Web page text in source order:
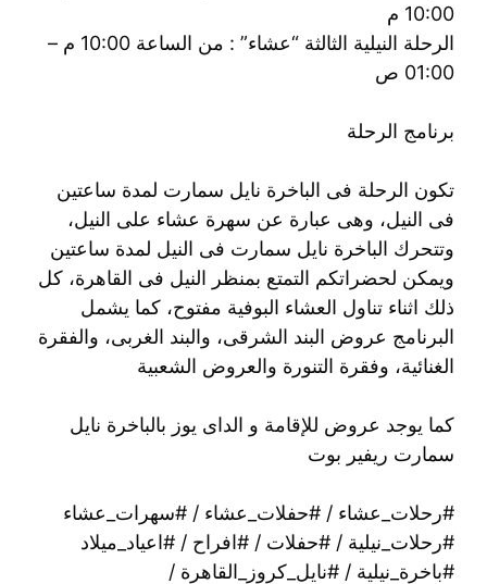
10:00 م
الرحلة النيلية الثالثة “عشاء” : من الساعة 10:00 م –
01:00 ص
برنامج الرحلة
تكون الرحلة فى الباخرة نايل سمارت لمدة ساعتين
فى النيل، وهى عبارة عن سهرة عشاء على النيل،
وتتحرك الباخرة نايل سمارت فى النيل لمدة ساعتين
ويمكن لحضراتكم التمتع بمنظر النيل فى القاهرة، كل
ذلك اثناء تناول العشاء البوفية مفتوح، كما يشمل
البرنامج عروض البند الشرقى، والبند الغربى، والفقرة
الغنائية، وفقرة التنورة والعروض الشعبية
كما يوجد عروض للإقامة و الداى يوز بالباخرة نايل
سمارت ريفير بوت
#رحلات_عشاء / #حفلات_عشاء / #سهرات_عشاء
#رحلات_نيلية / #حفلات / #افراح / #اعياد_ميلاد
#باخرة_نيلية / #نايل_كروز_القاهرة /